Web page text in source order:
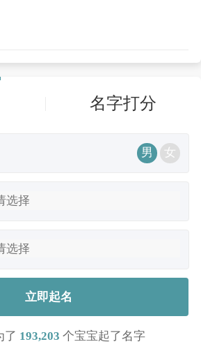
名字打分
男 女
立即起名
了 193,203 个宝宝起了名字